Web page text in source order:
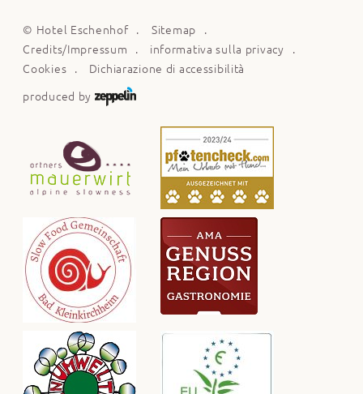
© Hotel Eschenhof
Sitemap
Credits/Impressum
informativa sulla privacy
Cookies
Dichiarazione di accessibilità
produced by